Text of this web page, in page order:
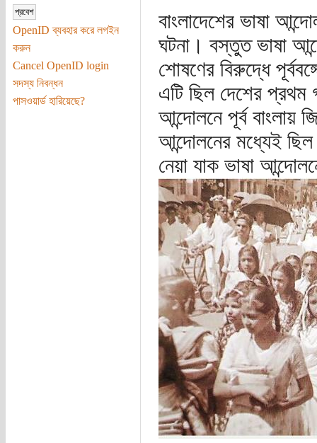
OpenID ব্যবহার করে লগইন
করুন
Cancel OpenID login
সদস্য নিবন্ধন
পাসওয়ার্ড হারিয়েছে?
বাংলাদেশের ভাষা
ঘটনা। বস্তুত ভাষা
শোষণের বিরুদ্ধে
এটি ছিল দেশের
আন্দোলনে পূর্ব বাংলায়
আন্দোলনের মধ্যেই ছিল
নেয়া যাক ভাষা